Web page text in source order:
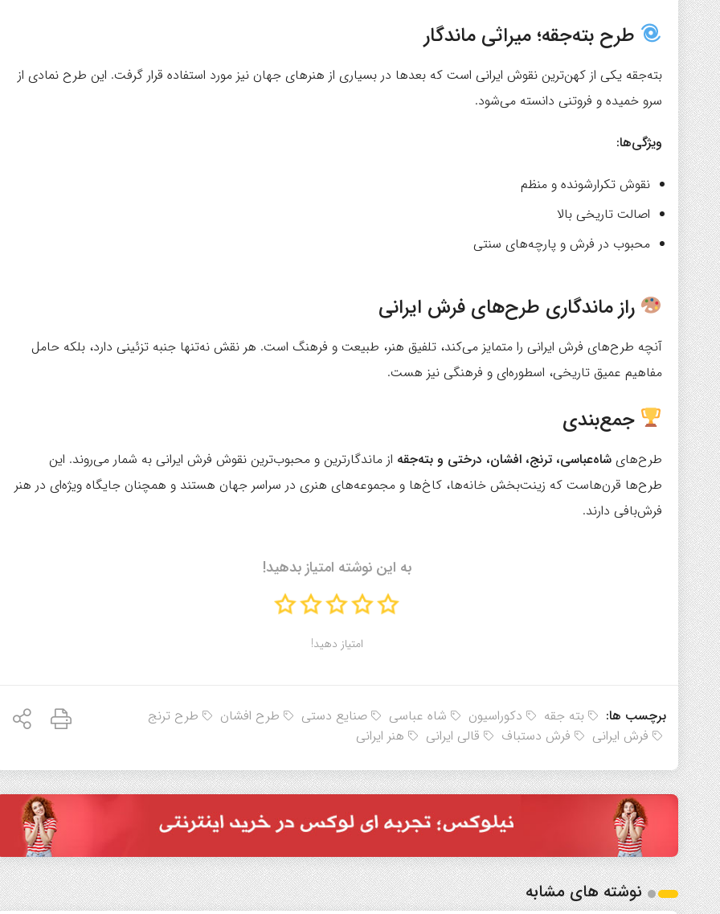
طرح بته‌جقه؛ میراثی ماندگار
بته‌جقه یکی از کهن‌ترین نقوش ایرانی است که بعدها در بسیاری از هنرهای جهان نیز مورد استفاده قرار گرفت. این طرح نمادی از
سرو خمیده و فروتنی دانسته می‌شود.
ویژگی‌ها:
نقوش تکرارشونده و منظم
اصالت تاریخی بالا
محبوب در فرش و پارچه‌های سنتی
راز ماندگاری طرح‌های فرش ایرانی
آنچه طرح‌های فرش ایرانی را متمایز می‌کند، تلفیق هنر، طبیعت و فرهنگ است. هر نقش نه‌تنها جنبه تزئینی دارد، بلکه حامل
مفاهیم عمیق تاریخی، اسطوره‌ای و فرهنگی نیز هست.
جمع‌بندی
طرح‌های شاه‌عباسی، ترنج، افشان، درختی و بته‌جقه از ماندگارترین و محبوب‌ترین نقوش فرش ایرانی به شمار می‌روند. این
طرح‌ها قرن‌هاست که زینت‌بخش خانه‌ها، کاخ‌ها و مجموعه‌های هنری در سراسر جهان هستند و همچنان جایگاه ویژه‌ای در هنر
فرش‌بافی دارند.
به این نوشته امتیاز بدهید!
امتیاز دهید!
برچسب ها: بته جقه دکوراسیون شاه عباسی صنایع دستی طرح افشان
طرح ترنج
فرش ایرانی
فرش دستباف قالی ایرانی هنر ایرانی
نوشته های مشابه